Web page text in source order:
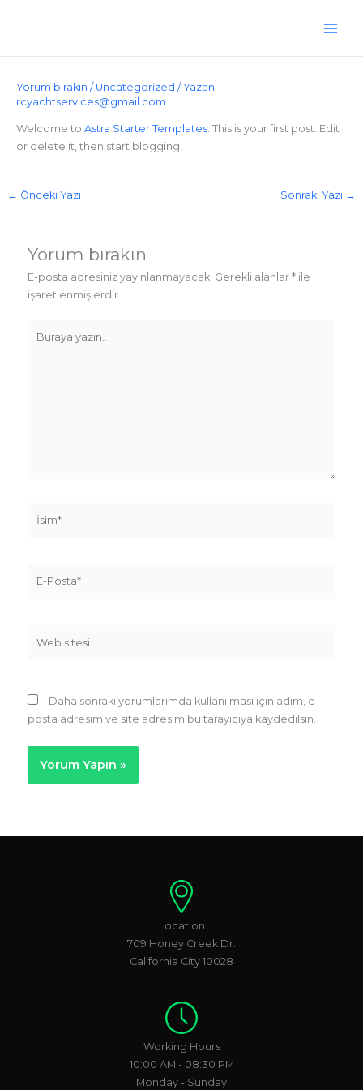
Yorum bırakın / Uncategorized / Yazan
rcyachtservices@gmail.com
Welcome to Astra Starter Templates. This is your first post. Edit
or delete it, then start blogging!
← Önceki Yazı Sonraki Yazı →
Yorum bırakın
E-posta adresiniz yayınlanmayacak. Gerekli alanlar* ile
işaretlenmişlerdir
Daha sonraki yorumlarımda kullanılması için adım, e-
posta adresim ve site adresim bu tarayıcıya kaydedilsin.
Location
709 Honey Creek Dr.
California City 10028
Working Hours
10:00 AM - 08:30 PM
Monday - Sunday